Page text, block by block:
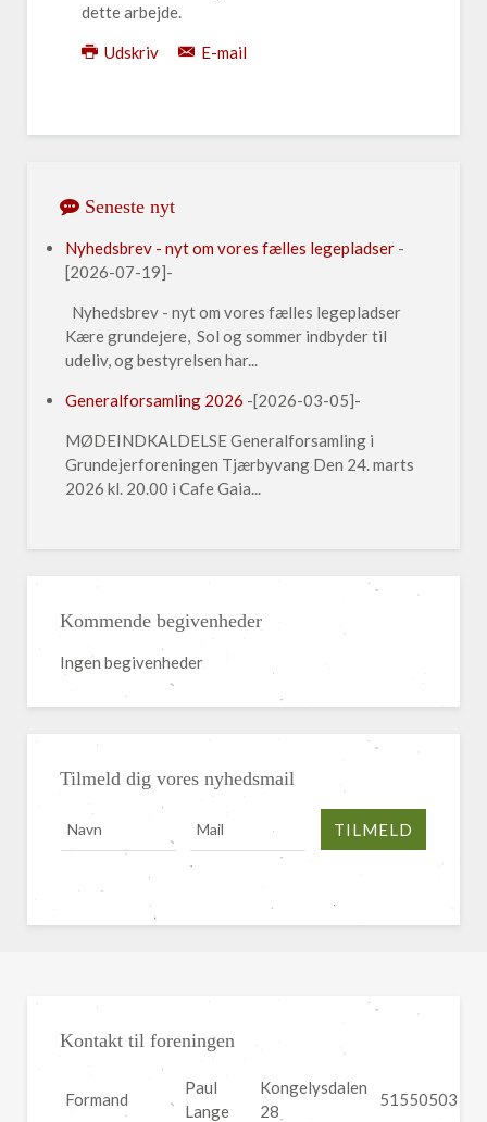
dette arbejde.
Udskriv E-mail
Seneste nyt
Nyhedsbrev - nyt om vores fælles legepladser -
[2026-07-19]-
Nyhedsbrev - nyt om vores fælles legepladser
Kære grundejere, Sol og sommer indbyder til
udeliv, og bestyrelsen har...
Generalforsamling 2026 -[2026-03-05]-
MØDEINDKALDELSE Generalforsamling i
Grundejerforeningen Tjærbyvang Den 24. marts
2026 kl. 20.00 i Cafe Gaia...
Kommende begivenheder
Ingen begivenheder
Tilmeld dig vores nyhedsmail
Kontakt til foreningen
Formand
Paul
Lange
Kongelysdalen
28
51550503